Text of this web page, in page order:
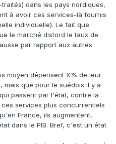
dans les pays nordiques,
à avoir ces services-là fournis
individuelle). Le fait que
le marché distord le taux de
par rapport aux autres
moyen dépensent X% de leur
mais que pour le suédois il y a
passent par l'état, contre la
services plus concurrentiels
France, ils augmentent,
dans le PIB. Bref, c'est un état